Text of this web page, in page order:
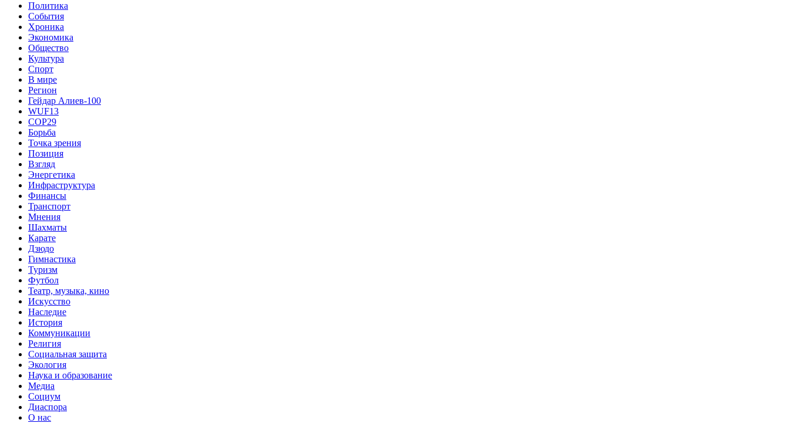
Политика
События
Хроника
Экономика
Общество
Культура
Спорт
В мире
Регион
Гейдар Алиев-100
WUF13
COP29
Борьба
Точка зрения
Позиция
Взгляд
Энергетика
Инфраструктура
Финансы
Транспорт
Мнения
Шахматы
Карате
Дзюдо
Гимнастика
Туризм
Футбол
Театр, музыка, кино
Искусство
Наследие
История
Коммуникации
Религия
Социальная защита
Экология
Наука и образование
Медиа
Социум
Диаспора
О нас